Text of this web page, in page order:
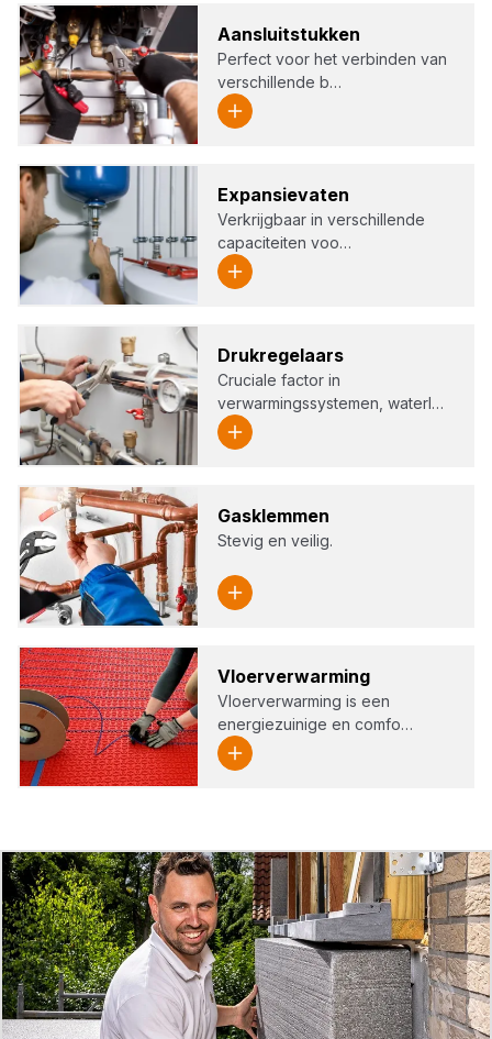
Aan­sluit­stuk­ken
Perfect voor het verbinden van
verschillende b…
Expan­sie­va­ten
Verkrijgbaar in verschillende
capaciteiten voo…
Druk­re­ge­laars
Cruciale factor in
verwarmingssystemen, waterl…
Gas­klem­men
Stevig en veilig.
Vloer­ver­war­ming
Vloerverwarming is een
energiezuinige en comfo…